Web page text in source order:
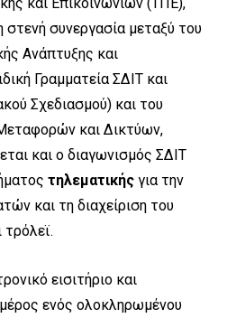
στενή συνεργασία μεταξύ του
Ανάπτυξης και
Γραμματεία ΣΔΙΤ και
Σχεδιασμού) και του
και Δικτύων,
και ο διαγωνισμός ΣΔΙΤ
τηλεματικής για την
και τη διαχείριση του
εισιτήριο και
ενός ολοκληρωμένου